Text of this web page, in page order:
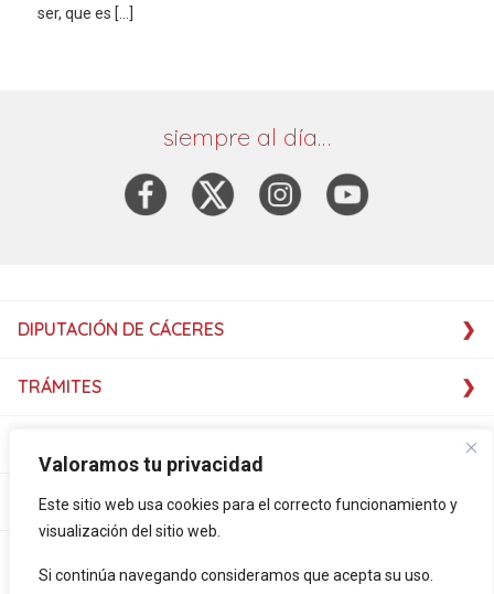
Valoramos tu privacidad
Este sitio web usa cookies para el correcto funcionamiento y
visualización del sitio web.
Si continúa navegando consideramos que acepta su uso.
ser, que es […]
siempre al día…
DIPUTACIÓN DE CÁCERES
TRÁMITES
SERVICIOS